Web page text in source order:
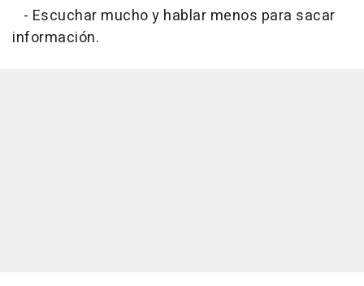
- Escuchar mucho y hablar menos para sacar
información.